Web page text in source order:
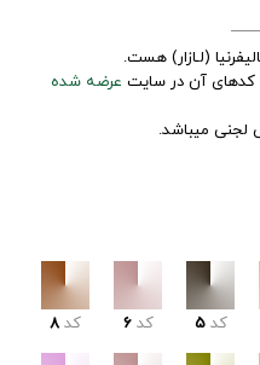
عرضه شده
کد 5 کد 6 کد 8